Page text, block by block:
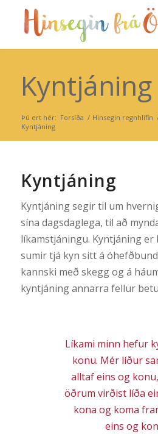
Kyntjáning
Þú ert hér: Forsíða / Hinsegin regnhlífin
Kyntjáning
Kyntjáning
Kyntjáning segir til um
sína dagsdaglega, til að
líkamstjáningu. Kyntjáning er
sumir tjá kyn sitt á
kannski með skegg og á
kyntjáning annarra fellur
Líkami minn hefur
konu. Mér líður
alltaf eins og
öðrum virðist líða
kona og koma
eins og